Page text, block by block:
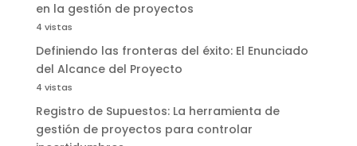
en la gestión de proyectos
4 vistas
Definiendo las fronteras del éxito: El Enunciado
del Alcance del Proyecto
4 vistas
Registro de Supuestos: La herramienta de
gestión de proyectos para controlar